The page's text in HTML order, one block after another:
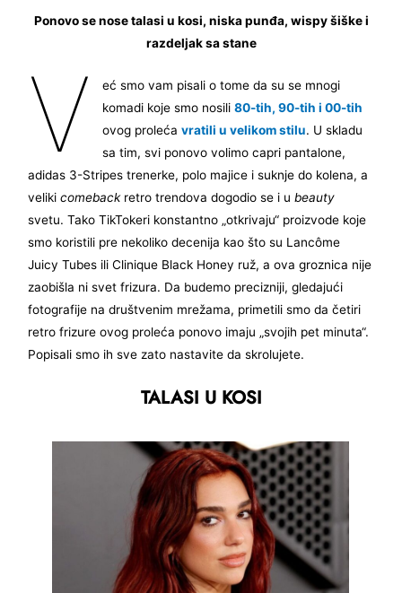
Ponovo se nose talasi u kosi, niska punđa, wispy šiške i
razdeljak sa stane
V
eć smo vam pisali o tome da su se mnogi
komadi koje smo nosili 80-tih, 90-tih i 00-tih
ovog proleća vratili u velikom stilu. U skladu
sa tim, svi ponovo volimo capri pantalone,
adidas 3-Stripes trenerke, polo majice i suknje do kolena, a
velikicomebackretro trendova dogodio se i ubeauty
svetu. Tako TikTokeri konstantno „otkrivaju“ proizvode koje
smo koristili pre nekoliko decenija kao što su Lancôme
Juicy Tubes ili Clinique Black Honey ruž, a ova groznica nije
zaobišla ni svet frizura. Da budemo precizniji, gledajući
fotografije na društvenim mrežama, primetili smo da četiri
retro frizure ovog proleća ponovo imaju „svojih pet minuta“.
Popisali smo ih sve zato nastavite da skrolujete.
TALASI U KOSI